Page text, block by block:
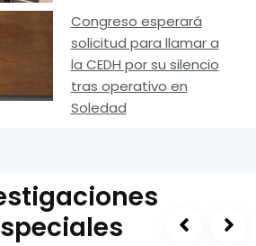
Congreso esperará
solicitud para llamar a
la CEDH por su silencio
tras operativo en
Soledad